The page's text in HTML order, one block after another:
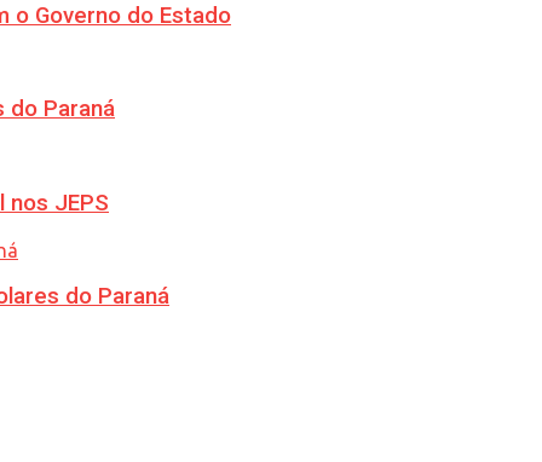
o Governo do Estado
do Paraná
JEPS
do Paraná